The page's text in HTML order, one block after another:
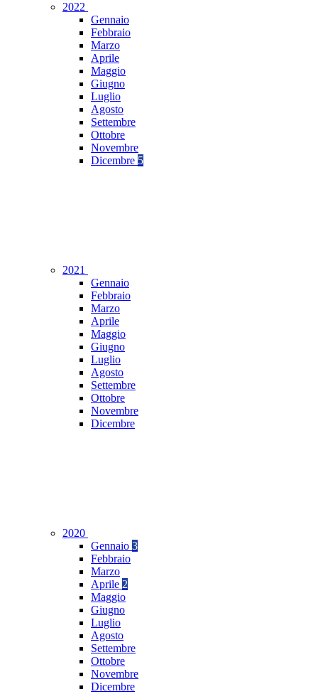
2022
Gennaio
Febbraio
Marzo
Aprile
Maggio
Giugno
Luglio
Agosto
Settembre
Ottobre
Novembre
Dicembre 5
2021
Gennaio
Febbraio
Marzo
Aprile
Maggio
Giugno
Luglio
Agosto
Settembre
Ottobre
Novembre
Dicembre
2020
Gennaio 3
Febbraio
Marzo
Aprile 2
Maggio
Giugno
Luglio
Agosto
Settembre
Ottobre
Novembre
Dicembre